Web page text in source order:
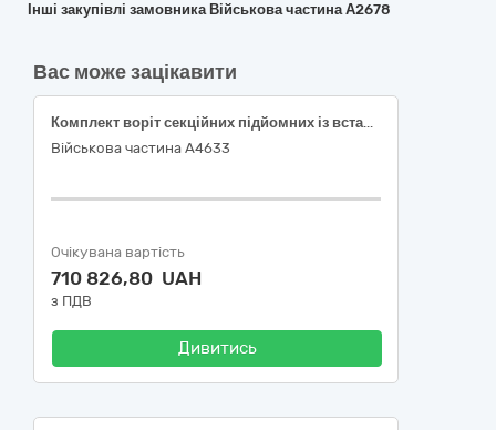
Інші закупівлі замовника Військова частина А2678
Вас може зацікавити
Комплект воріт секційних підйомних із встановленням
Військова частина А4633
Очікувана вартість
710 826,80 UAH
з ПДВ
Дивитись